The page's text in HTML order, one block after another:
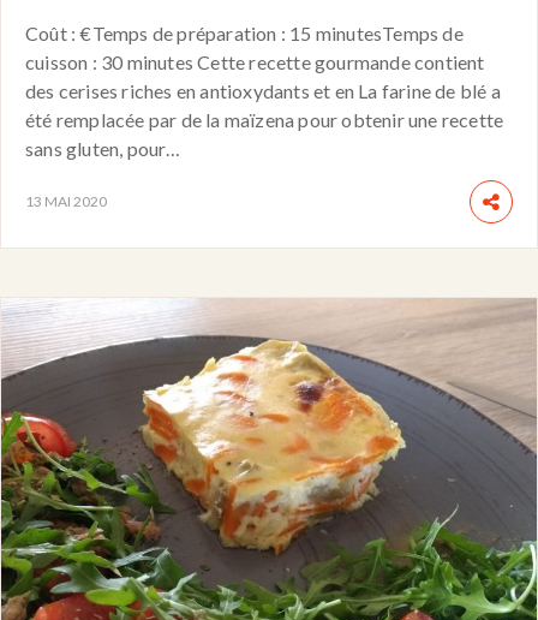
Coût : €Temps de préparation : 15 minutesTemps de
cuisson : 30 minutes Cette recette gourmande contient
des cerises riches en antioxydants et en La farine de blé a
été remplacée par de la maïzena pour obtenir une recette
sans gluten, pour…
13 MAI 2020